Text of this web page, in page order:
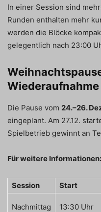
In einer Session sind
Runden enthalten mehr
werden die Blöcke
gelegentlich nach 23:00
Wiederaufnahme
Die Pause vom 24.–26.
eingeplant. Am 27.12.
Spielbetrieb gewinnt an
Für weitere Informationen:
Session Start
Nachmittag 13:30 Uhr